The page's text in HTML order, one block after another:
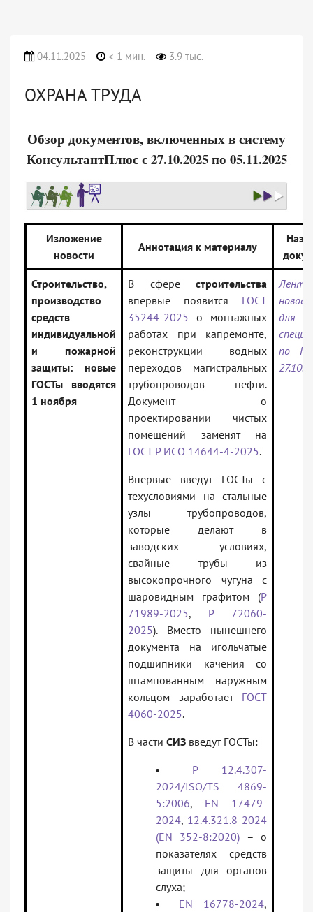
04.11.2025 < 1 мин. 3.9 тыс.
ОХРАНА ТРУДА
Обзор документов, включенных в систему
КонсультантПлюс с 27.10.2025 по 05.11.2025
Изложение
новости
Аннотация к материалу
Строительство,
производство
средств
индивидуальной
и пожарной
защиты: новые
ГОСТы вводятся
1 ноября
В сфере строительства
впервые появится ГОСТ
35244-2025 о монтажных
работах при капремонте,
реконструкции водных
переходов магистральных
трубопроводов нефти.
Документ о
проектировании чистых
помещений заменят на
ГОСТ Р ИСО 14644-4-2025.
Впервые введут ГОСТы с
техусловиями на стальные
узлы трубопроводов,
которые делают в
заводских условиях,
свайные трубы из
высокопрочного чугуна с
шаровидным графитом (Р
71989-2025, Р 72060-
2025). Вместо нынешнего
документа на игольчатые
подшипники качения со
штампованным наружным
кольцом заработает ГОСТ
4060-2025.
В части СИЗ введут ГОСТы:
Р 12.4.307-
2024/ISO/TS 4869-
5:2006, EN 17479-
2024, 12.4.321.8-2024
(EN 352-8:2020) – о
показателях средств
защиты для органов
слуха;
EN 16778-2024,
Лента
для
по